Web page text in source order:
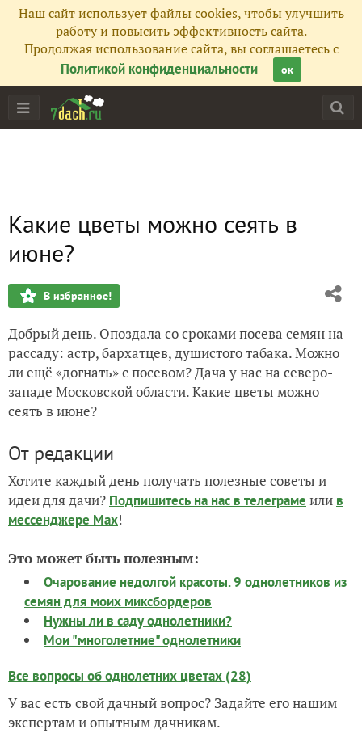
Наш сайт использует файлы cookies, чтобы улучшить
работу и повысить эффективность сайта.
Продолжая использование сайта, вы соглашаетесь с
Политикой конфиденциальности
ок
Какие цветы можно сеять в
июне?
В избранное!
Добрый день. Опоздала со сроками посева семян на
рассаду: астр, бархатцев, душистого табака. Можно
ли ещё «догнать» с посевом? Дача у нас на северо-
западе Московской области. Какие цветы можно
сеять в июне?
От редакции
Хотите каждый день получать полезные советы и
идеи для дачи? Подпишитесь на нас в телеграме или в
мессенджере Max!
Это может быть полезным:
Очарование недолгой красоты. 9 однолетников из
семян для моих миксбордеров
Нужны ли в саду однолетники?
Мои "многолетние" однолетники
Все вопросы об однолетних цветах (28)
У вас есть свой дачный вопрос? Задайте его нашим
экспертам и опытным дачникам.